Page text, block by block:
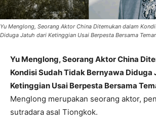
Yu Menglong, Seorang Aktor China Ditemukan dalam
Diduga Jatuh dari Ketinggian Usai Berpesta Bersama
Yu Menglong, Seorang Aktor China
Kondisi Sudah Tidak Bernyawa Diduga
Ketinggian Usai Berpesta Bersama
Menglong merupakan seorang aktor,
sutradara asal Tiongkok.